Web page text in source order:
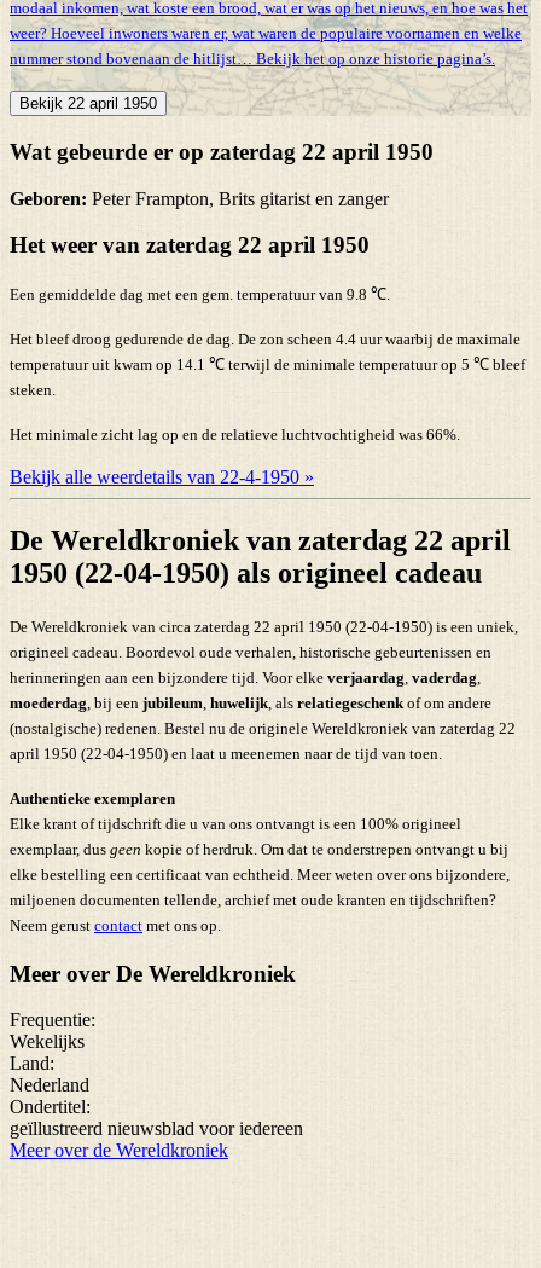
modaal inkomen, wat koste een brood, wat er was op het nieuws, en hoe was het
weer? Hoeveel inwoners waren er, wat waren de populaire voornamen en welke
nummer stond bovenaan de hitlijst… Bekijk het op onze historie pagina’s.
Bekijk 22 april 1950
Wat gebeurde er op zaterdag 22 april 1950
Geboren: Peter Frampton, Brits gitarist en zanger
Het weer van zaterdag 22 april 1950
Een gemiddelde dag met een gem. temperatuur van 9.8 ℃.
Het bleef droog gedurende de dag. De zon scheen 4.4 uur waarbij de maximale
temperatuur uit kwam op 14.1 ℃ terwijl de minimale temperatuur op 5 ℃ bleef
steken.
Het minimale zicht lag op en de relatieve luchtvochtigheid was 66%.
Bekijk alle weerdetails van 22-4-1950 »
De Wereldkroniek van zaterdag 22 april
1950 (22-04-1950) als origineel cadeau
De Wereldkroniek van circa zaterdag 22 april 1950 (22-04-1950) is een uniek,
origineel cadeau. Boordevol oude verhalen, historische gebeurtenissen en
herinneringen aan een bijzondere tijd. Voor elke verjaardag vaderdag
moederdag , bij een jubileum huwelijk , als relatiegeschenk of om andere
(nostalgische) redenen. Bestel nu de originele Wereldkroniek van zaterdag 22
april 1950 (22-04-1950) en laat u meenemen naar de tijd van toen.
Authentieke exemplaren
Elke krant of tijdschrift die u van ons ontvangt is een 100% origineel
exemplaar, dus geen kopie of herdruk. Om dat te onderstrepen ontvangt u bij
elke bestelling een certificaat van echtheid. Meer weten over ons bijzondere,
miljoenen documenten tellende, archief met oude kranten en tijdschriften?
Neem gerust contact met ons op.
Meer over De Wereldkroniek
Frequentie:
Wekelijks
Land:
Nederland
Ondertitel:
geïllustreerd nieuwsblad voor iedereen
Meer over de Wereldkroniek